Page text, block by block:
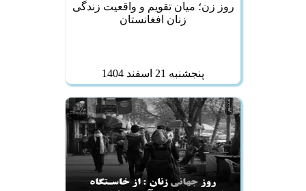
روز زن؛ میان تقویم و واقعیت زندگی
زنان افغانستان
پنجشنبه 21 اسفند 1404